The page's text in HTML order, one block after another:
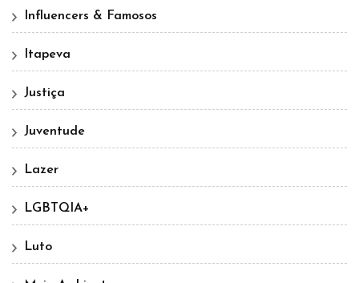
Influencers & Famosos
Itapeva
Justiça
Juventude
Lazer
LGBTQIA+
Luto